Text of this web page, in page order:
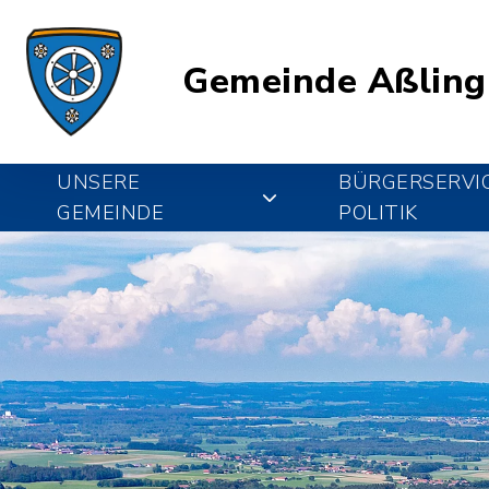
Gemeinde Aßling
UNSERE
GEMEINDE
POLITIK